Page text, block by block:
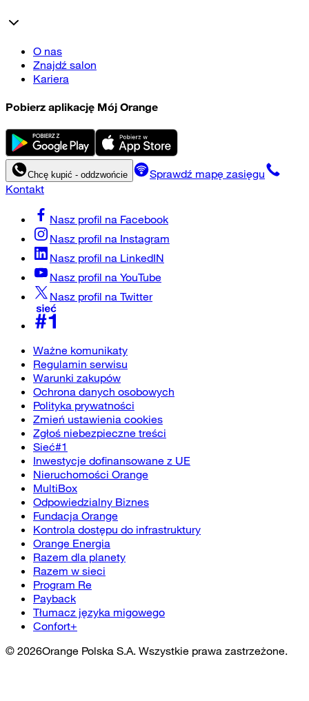
O nas
Znajdź salon
Kariera
Pobierz aplikację Mój Orange
Chcę kupić - oddzwońcie
Sprawdź mapę zasięgu
Kontakt
Nasz profil na Facebook
Nasz profil na Instagram
Nasz profil na LinkedIN
Nasz profil na YouTube
Nasz profil na Twitter
Ważne komunikaty
Regulamin serwisu
Warunki zakupów
Ochrona danych osobowych
Polityka prywatności
Zmień ustawienia cookies
Zgłoś niebezpieczne treści
Sieć#1
Inwestycje dofinansowane z UE
Nieruchomości Orange
MultiBox
Odpowiedzialny Biznes
Fundacja Orange
Kontrola dostępu do infrastruktury
Orange Energia
Razem dla planety
Razem w sieci
Program Re
Payback
Tłumacz języka migowego
Confort+
© 2026Orange Polska S.A. Wszystkie prawa zastrzeżone.